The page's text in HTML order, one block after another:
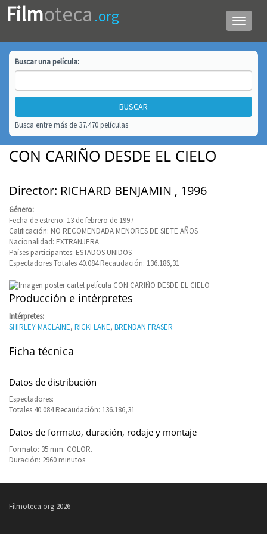
Menú
de
Filmoteca .org
Buscar unapelícula:
Busca entre más de 37.470 películas
CON CARIÑO DESDE EL CIELO
Director: RICHARD BENJAMIN , 1996
Género:
Fecha de estreno: 13 de febrero de 1997
Calificación: NO RECOMENDADA MENORES DE SIETE AÑOS
Nacionalidad: EXTRANJERA
Países participantes: ESTADOS UNIDOS
Espectadores Totales 40.084 Recaudación: 136.186,31
Producción e intérpretes
Intérpretes:
SHIRLEY MACLAINE, RICKI LANE, BRENDAN FRASER
Ficha técnica
Datos de distribución
Espectadores:
Totales 40.084 Recaudación: 136.186,31
Datos de formato, duración, rodaje y montaje
Formato: 35 mm. COLOR.
Duración: 2960 minutos
Filmoteca.org 2026